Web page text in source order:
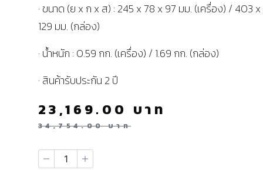
· ขนาด (ย x ก x ส) : 245 x 78 x 97 มม. (เครื่อง) / 403 x
129 มม. (กล่อง)
· น้ำหนัก : 0.59 กก. (เครื่อง) / 1.69 กก. (กล่อง)
· สินค้ารับประกัน 2 ปี
34,754.00บาท
23,169.00 บาท